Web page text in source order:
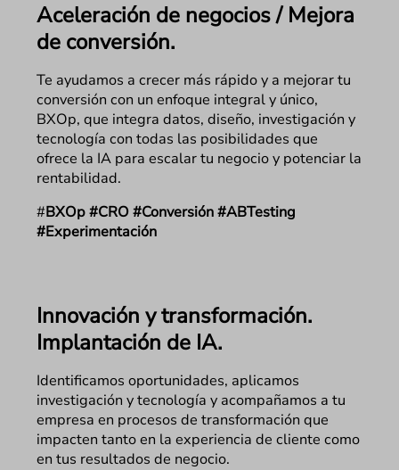
Aceleración de negocios / Mejora
de conversión.
Te ayudamos a crecer más rápido y a mejorar tu
conversión con un enfoque integral y único,
BXOp, que integra datos, diseño, investigación y
tecnología con todas las posibilidades que
ofrece la IA para escalar tu negocio y potenciar la
rentabilidad.
#BXOp #CRO #Conversión #ABTesting
#Experimentación
Innovación y transformación.
Implantación de IA.
Identificamos oportunidades, aplicamos
investigación y tecnología y acompañamos a tu
empresa en procesos de transformación que
impacten tanto en la experiencia de cliente como
en tus resultados de negocio.